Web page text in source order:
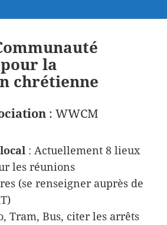
la
chrétienne
: WWCM
: Actuellement 8 lieux
les réunions
(se renseigner auprès de
Tram, Bus, citer les arrêts